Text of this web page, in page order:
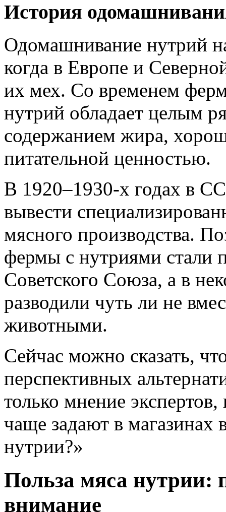
История
Одомашнивание нутрий
когда в Европе и
их мех. Со временем
нутрий обладает целым
содержанием жира,
питательной ценностью.
В 1920–1930-х годах в
вывести
мясного производства.
фермы с нутриями стали
Советского Союза, а в
разводили чуть ли не
животными.
Сейчас можно сказать,
перспективных
только мнение
чаще задают в магазинах
нутрии?»
Польза мяса нутрии:
внимание